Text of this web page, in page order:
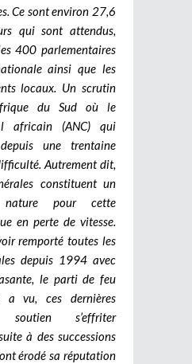
Ce sont environ 27,6
qui sont attendus,
400 parlementaires
ainsi que les
locaux. Un scrutin
du Sud où le
africain (ANC) qui
une trentaine
Autrement dit,
constituent un
pour cette
en perte de vitesse.
remporté toutes les
depuis 1994 avec
le parti de feu
a vu, ces dernières
s’effriter
à des successions
érodé sa réputation